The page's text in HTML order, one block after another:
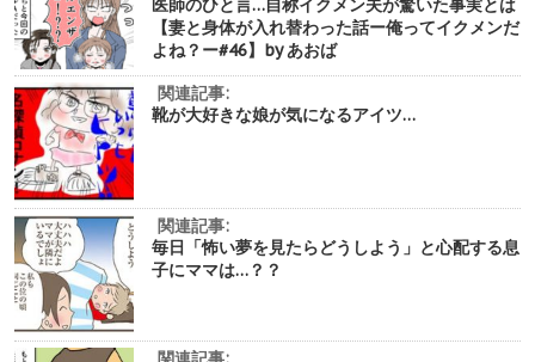
医師のひと言…自称イクメン夫が驚いた事実とは
【妻と身体が入れ替わった話ー俺ってイクメンだ
よね？ー#46】by あおば
関連記事:
靴が大好きな娘が気になるアイツ…
関連記事:
毎日「怖い夢を見たらどうしよう」と心配する息
子にママは…？？